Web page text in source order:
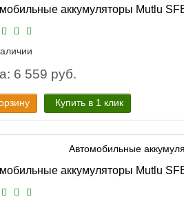
аккумуляторы Mutlu
6 559 руб.
Купить в 1 клик
аккумуляторы Mutlu